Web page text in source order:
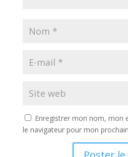
Enregistrer mon nom, mon
le navigateur pour mon